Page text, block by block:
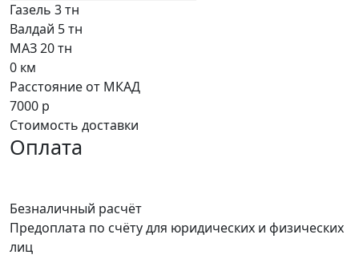
Газель 3 тн
Валдай 5 тн
МАЗ 20 тн
0 км
Расстояние от МКАД
7000 р
Стоимость доставки
Оплата
Безналичный расчёт
Предоплата по счёту для юридических и физических
лиц